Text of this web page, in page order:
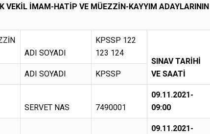
VEKİL İMAM-HATİP VE MÜEZZİN-KAYYIM ADAYLARININ
ADI SOYADI
KPSSP 122
123 124
SINAV TARİHİ
VE SAATİ
ADI SOYADI KPSSP
SERVET NAS 7490001
09.11.2021-
09:00
09.11.2021-